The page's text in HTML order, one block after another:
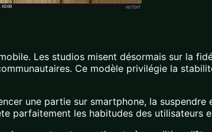
Les studios misent désormais sur la
Ce modèle privilégie la
une partie sur smartphone, la suspendre
parfaitement les habitudes des utilisateurs